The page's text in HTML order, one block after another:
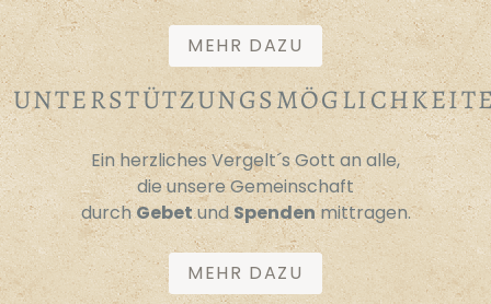
MEHR DAZU
Ein herzliches Vergelt´s Gott an alle,
die unsere Gemeinschaft
durchGebetundSpendenmittragen.
MEHR DAZU